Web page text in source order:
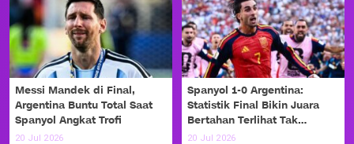
Messi Mandek di Final,
Argentina Buntu Total Saat
Spanyol Angkat Trofi
20 Jul 2026
Spanyol 1-0 Argentina:
Statistik Final Bikin Juara
Bertahan Terlihat Tak
Berdaya
20 Jul 2026